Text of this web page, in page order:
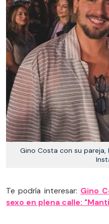
Gino Costa con su pareja,
Te podría interesar: Gino
sexo en plena calle: